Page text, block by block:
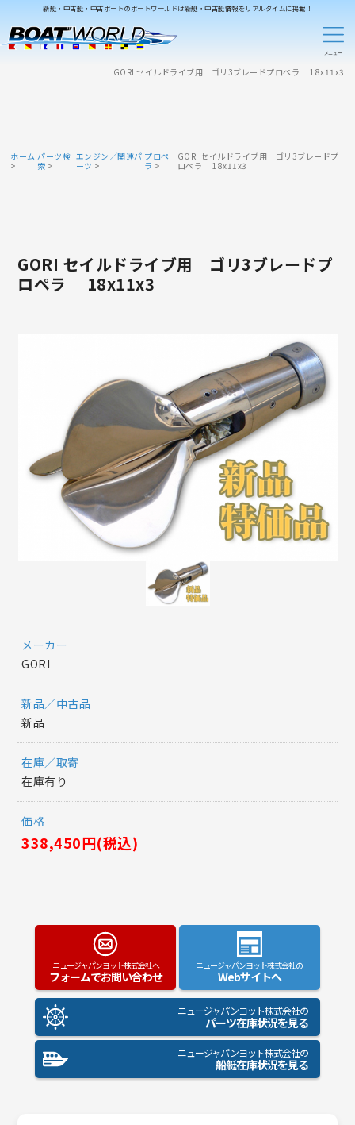
新艇・中古艇・中古ボートのボートワールドは新艇・中古艇情報をリアルタイムに掲載！
GORI セイルドライブ用 ゴリ3ブレードプロペラ 18x11x3
ホーム パーツ検
索
エンジン／関連パ
ーツ
プロペ
ラ
GORI セイルドライブ用 ゴリ3ブレードプ
ロペラ 18x11x3
GORI セイルドライブ用 ゴリ3ブレードプ
ロペラ 18x11x3
メーカー
GORI
新品／中古品
新品
在庫／取寄
在庫有り
価格
338,450円(税込)
ニュージャパンヨット株式会社へ
フォームでお問い合わせ
ニュージャパンヨット株式会社の
Webサイトへ
ニュージャパンヨット株式会社の
パーツ在庫状況を見る
ニュージャパンヨット株式会社の
船艇在庫状況を見る